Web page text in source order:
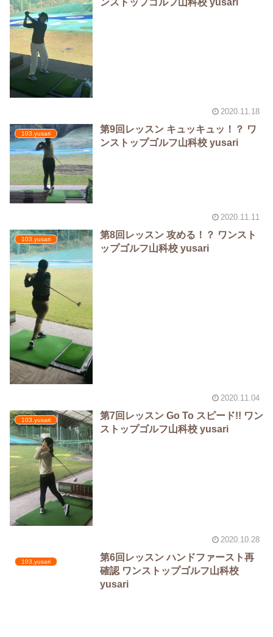
2020.11.18
103.yusari
第9回レッスン キュッキュッ！？️ ワ
ンストップゴルフ山科校 yusari
2020.11.11
103.yusari
第8回レッスン 攻める！？️ ワンスト
ップゴルフ山科校 yusari
2020.11.04
103.yusari
第7回レッスン Go To スピード!! ワン
ストップゴルフ山科校 yusari
2020.10.28
103.yusari
第6回レッスン ハンドファースト再
確認 ワンストップゴルフ山科校
yusari